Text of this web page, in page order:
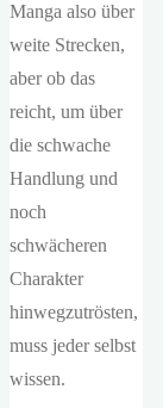
Manga also über
weite Strecken,
aber ob das
reicht, um über
die schwache
Handlung und
noch
schwächeren
Charakter
hinwegzutrösten,
muss jeder selbst
wissen.